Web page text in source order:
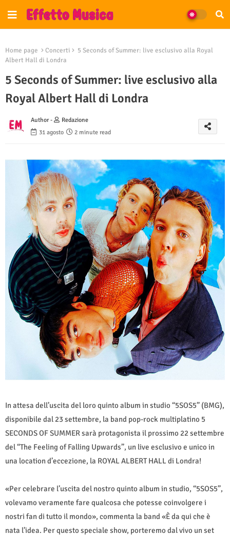
Home page Concerti
5 Seconds of Summer: live esclusivo alla Royal
Albert Hall di Londra
5 Seconds of Summer: live esclusivo alla
Royal Albert Hall di Londra
Author -
Redazione
31 agosto
2 minute read
In attesa dell’uscita del loro quinto album in studio “5SOS5” (BMG),
disponibile dal 23 settembre, la band pop-rock multiplatino 5
SECONDS OF SUMMER sarà protagonista il prossimo 22 settembre
del “The Feeling of Falling Upwards”, un live esclusivo e unico in
una location d’eccezione, la ROYAL ALBERT HALL di Londra!
«Per celebrare l’uscita del nostro quinto album in studio, “5SOS5”,
volevamo veramente fare qualcosa che potesse coinvolgere i
nostri fan di tutto il mondo», commenta la band «È da qui che è
nata l’idea. Per questo speciale show, porteremo dal vivo un set